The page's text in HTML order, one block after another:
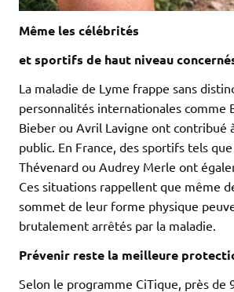
Même les célébrités
et sportifs de haut niveau
La maladie de Lyme frappe sans
personnalités internationales comme
Bieber ou Avril Lavigne ont contribué
public. En France, des sportifs tels
Thévenard ou Audrey Merle ont
Ces situations rappellent que même
sommet de leur forme physique
brutalement arrêtés par la maladie.
Prévenir reste la meilleure
Selon le programme CiTique, près de